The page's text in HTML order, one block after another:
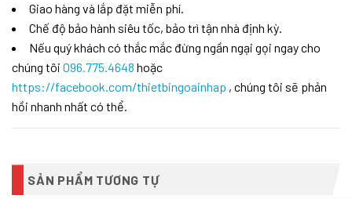
Giao hàng và lắp đặt miễn phí.
Chế độ bảo hành siêu tốc, bảo trì tận nhà định kỳ.
Nếu quý khách có thắc mắc đừng ngần ngại gọi ngay cho
chúng tôi 096.775.4648 hoặc
https://facebook.com/thietbingoainhap , chúng tôi sẽ phản
hồi nhanh nhất có thể.
SẢN PHẨM TƯƠNG TỰ